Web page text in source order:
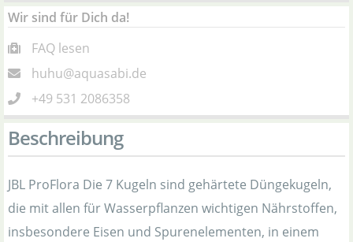
Wir sind für Dich da!
FAQ lesen
huhu@aquasabi.de
+49 531 2086358
Beschreibung
JBL ProFlora Die 7 Kugeln sind gehärtete Düngekugeln,
die mit allen für Wasserpflanzen wichtigen Nährstoffen,
insbesondere Eisen und Spurenelementen, in einem